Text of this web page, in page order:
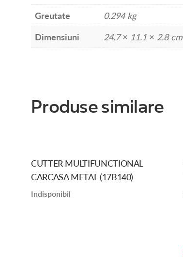
Greutate
0.294 kg
Dimensiuni
24.7 × 11.1 × 2.8 cm
Produse similare
CUTTER MULTIFUNCTIONAL
CARCASA METAL (17B140)
Indisponibil